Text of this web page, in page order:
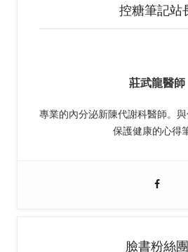
控糖筆記站
莊武龍醫師
專業的內分泌新陳代謝科醫師。
保護健康的心得
臉書粉絲團